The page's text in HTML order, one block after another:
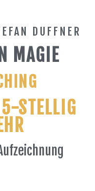
DUFFNER
MAGIE
STELLIG